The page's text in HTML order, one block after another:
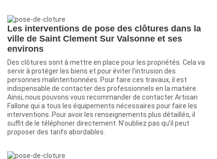
Les interventions de pose des clôtures dans la
ville de Saint Clement Sur Valsonne et ses
environs
Des clôtures sont à mettre en place pour les propriétés. Cela va
servir à protéger les biens et pour éviter l'intrusion des
personnes malintentionnées. Pour faire ces travaux, il est
indispensable de contacter des professionnels en la matière.
Ainsi, nous pouvons vous recommander de contacter Artisan
Fallone qui a tous les équipements nécessaires pour faire les
interventions. Pour avoir les renseignements plus détaillés, il
suffit de le téléphoner directement. N'oubliez pas qu'il peut
proposer des tarifs abordables.